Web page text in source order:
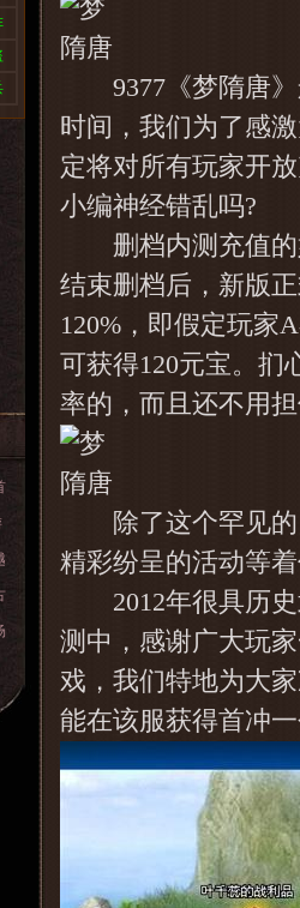
9377《梦隋唐》
时间，我们为了感
定将对所有玩家开
小编神经错乱吗?
删档内测充值的
结束删档后，新版
120%，即假定玩家
可获得120元宝。扪
率的，而且还不用
除了这个罕见的
精彩纷呈的活动等
2012年很具历史
测中，感谢广大玩
戏，我们特地为大
能在该服获得首冲